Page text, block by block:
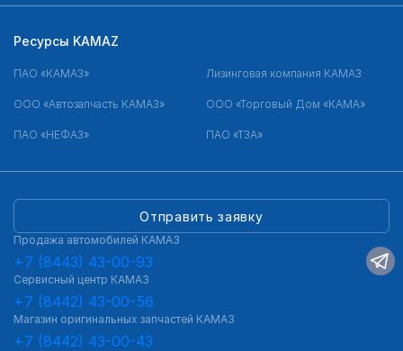
Отправить заявку
Продажа автомобилей КАМАЗ
+7 (8443) 43-00-93
Сервисный центр КАМАЗ
+7 (8442) 43-00-56
Магазин оригинальных запчастей КАМАЗ
+7 (8442) 43-00-43
Ресурсы KAMAZ
ПАО «КАМАЗ» Лизинговая компания КАМАЗ
ООО «Автозапчасть КАМАЗ» ООО «Торговый Дом «КАМА»
ПАО «НЕФАЗ» ПАО «ТЗА»